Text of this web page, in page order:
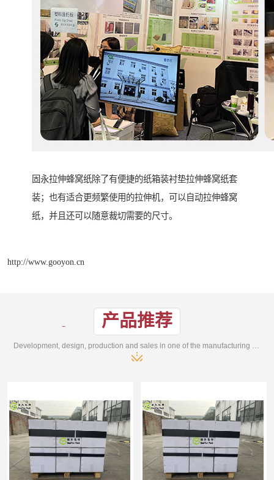
固永拉伸蜂窝纸除了有便捷的纸箱装衬垫拉伸蜂窝纸套
装；也有适合更频繁使用的拉伸机，可以自动拉伸蜂窝
纸，并且还可以随意裁切需要的尺寸。
http://www.gooyon.cn
产品推荐